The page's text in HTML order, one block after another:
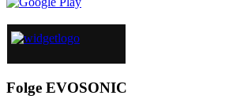
Folge EVOSONIC